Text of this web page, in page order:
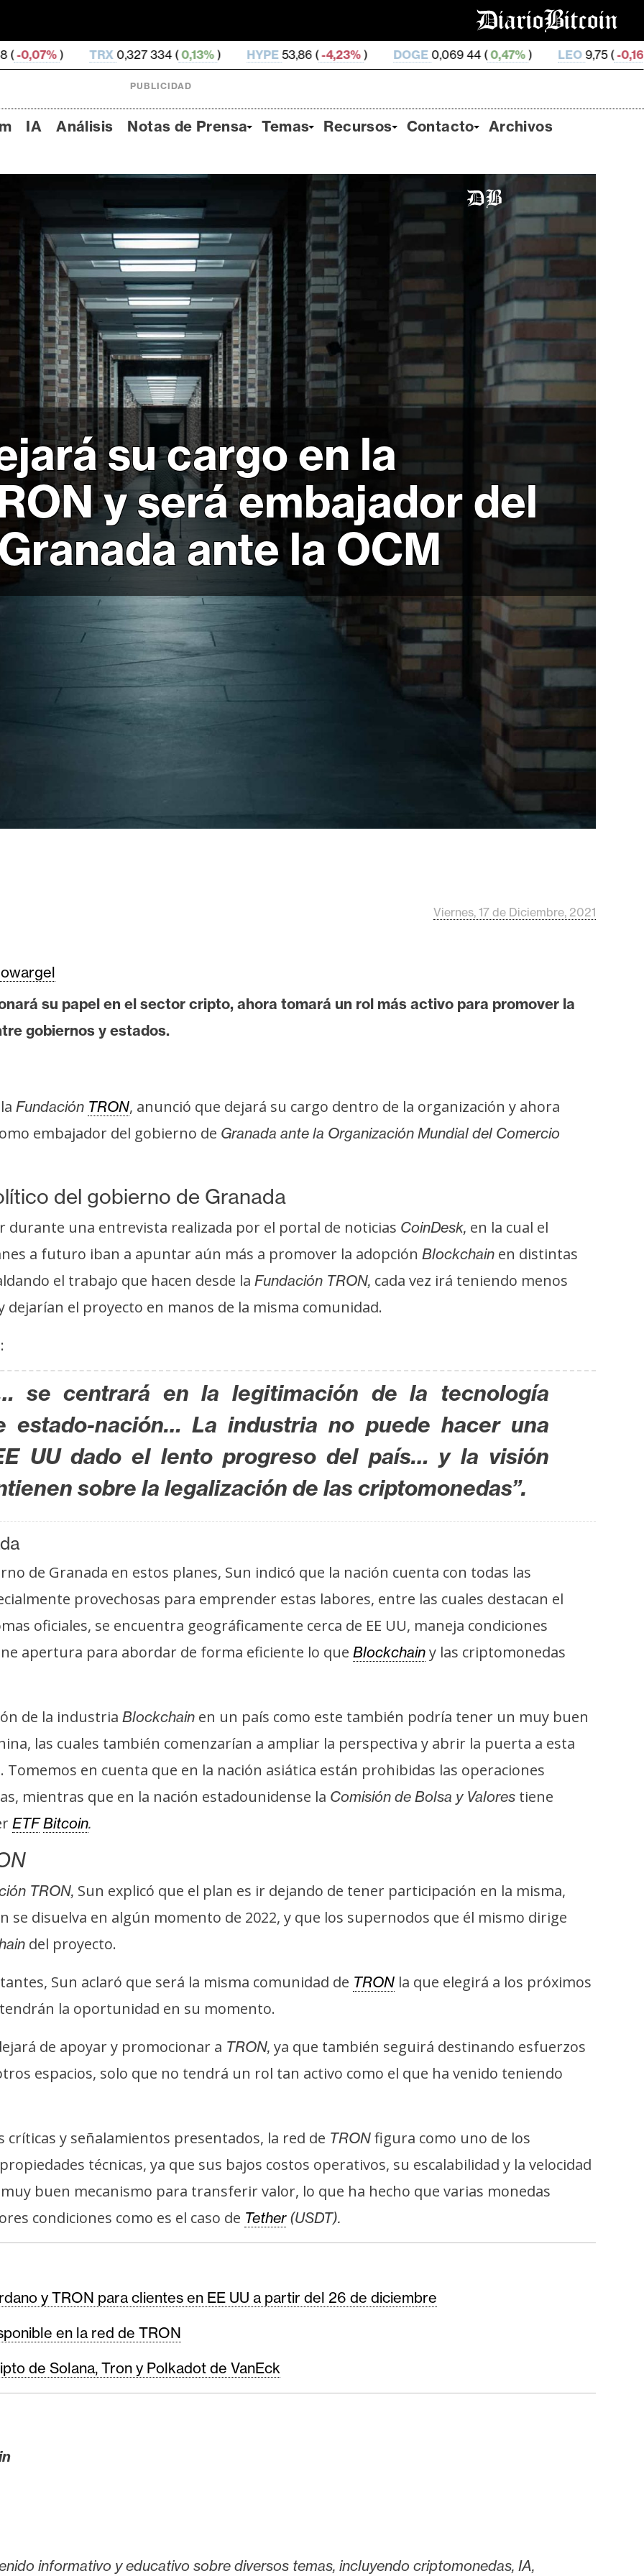
334 (0,13%) HYPE53,86 (-4,23% DOGE0,069 44 (0,47%) LEO9,75 (-0,16% ZEC510,78 (
PUBLICIDAD
IA Análisis Notas de Prensa Temas Recursos Contacto Archivos
su cargo en la
y será embajador del
ante la OCM
Viernes, 17 de Diciembre, 2021
su papel en el sector cripto, ahora tomará un rol más activo para promover la
gobiernos y estados.
Fundación TRON, anunció que dejará su cargo dentro de la organización y ahora
embajador del gobierno de Granada ante la Organización Mundial del Comercio
del gobierno de Granada
durante una entrevista realizada por el portal de noticias CoinDesk, en la cual el
a futuro iban a apuntar aún más a promover la adopción Blockchain en distintas
el trabajo que hacen desde la Fundación TRON, cada vez irá teniendo menos
el proyecto en manos de la misma comunidad.
se centrará en la legitimación de la tecnología
estado-nación… La industria no puede hacer una
UU dado el lento progreso del país… y la visión
sobre la legalización de las criptomonedas”.
de Granada en estos planes, Sun indicó que la nación cuenta con todas las
provechosas para emprender estas labores, entre las cuales destacan el
oficiales, se encuentra geográficamente cerca de EE UU, maneja condiciones
apertura para abordar de forma eficiente lo que Blockchain y las criptomonedas
de la industria Blockchain en un país como este también podría tener un muy buen
las cuales también comenzarían a ampliar la perspectiva y abrir la puerta a esta
en cuenta que en la nación asiática están prohibidas las operaciones
mientras que en la nación estadounidense la Comisión de Bolsa y Valores tiene
ETF Bitcoin.
TRON, Sun explicó que el plan es ir dejando de tener participación en la misma,
se disuelva en algún momento de 2022, y que los supernodos que él mismo dirige
del proyecto.
Sun aclaró que será la misma comunidad de TRON la que elegirá a los próximos
la oportunidad en su momento.
de apoyar y promocionar a TRON, ya que también seguirá destinando esfuerzos
espacios, solo que no tendrá un rol tan activo como el que ha venido teniendo
y señalamientos presentados, la red de TRON figura como uno de los
técnicas, ya que sus bajos costos operativos, su escalabilidad y la velocidad
buen mecanismo para transferir valor, lo que ha hecho que varias monedas
condiciones como es el caso de Tether(USDT).
y TRON para clientes en EE UU a partir del 26 de diciembre
en la red de TRON
de Solana, Tron y Polkadot de VanEck
informativo y educativo sobre diversos temas, incluyendo criptomonedas, IA,